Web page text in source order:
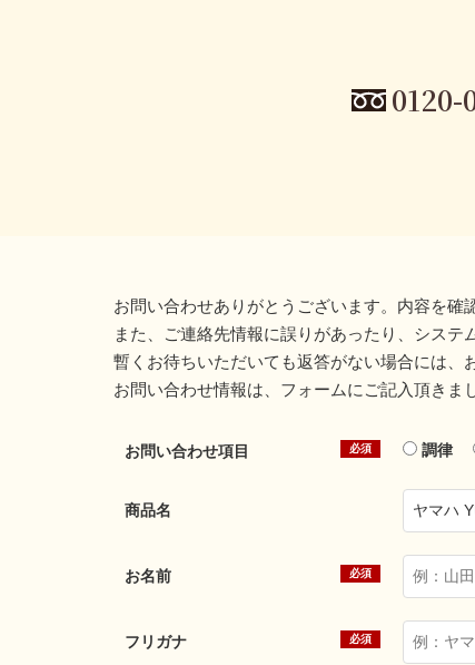
0120-
お問い合わせありがとうございます。内容を確
また、ご連絡先情報に誤りがあったり、システ
暫くお待ちいただいても返答がない場合には、
お問い合わせ情報は、フォームにご記入頂き
お問い合わせ項目 調律
商品名
お名前
フリガナ